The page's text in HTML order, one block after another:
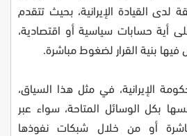
لدى القيادة الإيرانية، بحيث تتقدم
أية حسابات سياسية أو اقتصادية،
بنية القرار لضغوط مباشرة.
الإيرانية، في مثل هذا السياق،
بكل الوسائل المتاحة، سواء عبر
أو من خلال شبكات نفوذها